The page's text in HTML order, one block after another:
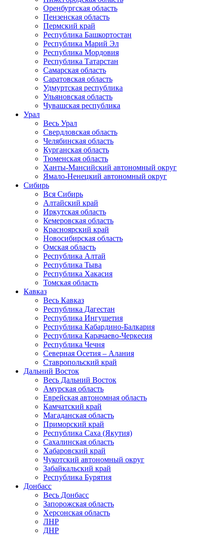
Оренбургская область
Пензенская область
Пермский край
Республика Башкортостан
Республика Марий Эл
Республика Мордовия
Республика Татарстан
Самарская область
Саратовская область
Удмуртская республика
Ульяновская область
Чувашская республика
Урал
Весь Урал
Свердловская область
Челябинская область
Курганская область
Тюменская область
Ханты-Мансийский автономный округ
Ямало-Ненецкий автономный округ
Сибирь
Вся Сибирь
Алтайский край
Иркутская область
Кемеровская область
Красноярский край
Новосибирская область
Омская область
Республика Алтай
Республика Тыва
Республика Хакасия
Томская область
Кавказ
Весь Кавказ
Республика Дагестан
Республика Ингушетия
Республика Кабардино-Балкария
Республика Карачаево-Черкесия
Республика Чечня
Северная Осетия – Алания
Ставропольский край
Дальний Восток
Весь Дальний Восток
Амурская область
Еврейская автономная область
Камчатский край
Магаданская область
Приморский край
Республика Саха (Якутия)
Сахалинская область
Хабаровский край
Чукотский автономный округ
Забайкальский край
Республика Бурятия
Донбасс
Весь Донбасс
Запорожская область
Херсонская область
ЛНР
ДНР